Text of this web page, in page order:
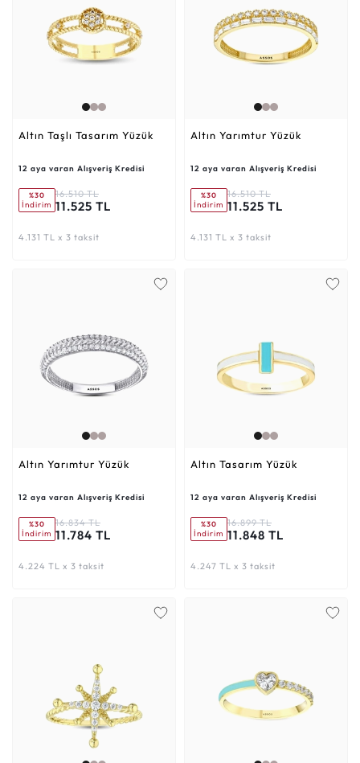
Altın Taşlı Tasarım Yüzük
12 aya varan Alışveriş Kredisi
%30
İndirim
16.510 TL
11.525 TL
4.131 TL x 3 taksit
Altın Yarımtur Yüzük
12 aya varan Alışveriş Kredisi
%30
İndirim
16.510 TL
11.525 TL
4.131 TL x 3 taksit
Altın Yarımtur Yüzük
12 aya varan Alışveriş Kredisi
%30
İndirim
16.834 TL
11.784 TL
4.224 TL x 3 taksit
Altın Tasarım Yüzük
12 aya varan Alışveriş Kredisi
%30
İndirim
16.899 TL
11.848 TL
4.247 TL x 3 taksit